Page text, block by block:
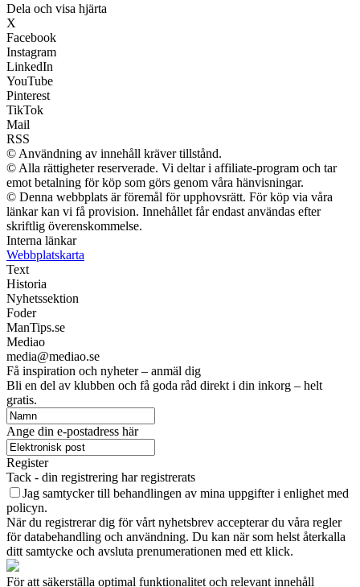
Dela och visa hjärta
X
Facebook
Instagram
LinkedIn
YouTube
Pinterest
TikTok
Mail
RSS
© Användning av innehåll kräver tillstånd.
© Alla rättigheter reserverade. Vi deltar i affiliate-program och tar
emot betalning för köp som görs genom våra hänvisningar.
© Denna webbplats är föremål för upphovsrätt. För köp via våra
länkar kan vi få provision. Innehållet får endast användas efter
skriftlig överenskommelse.
Interna länkar
Webbplatskarta
Text
Historia
Nyhetssektion
Foder
ManTips.se
Mediao
media@mediao.se
Få inspiration och nyheter – anmäl dig
Bli en del av klubben och få goda råd direkt i din inkorg – helt
gratis.
Ange din e-postadress här
Register
Tack - din registrering har registrerats
Jag samtycker till behandlingen av mina uppgifter i enlighet med
policyn.
När du registrerar dig för vårt nyhetsbrev accepterar du våra regler
för databehandling och användning. Du kan när som helst återkalla
ditt samtycke och avsluta prenumerationen med ett klick.
För att säkerställa optimal funktionalitet och relevant innehåll